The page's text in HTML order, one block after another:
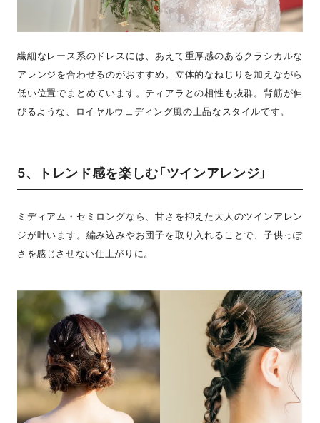
繊細なレース系のドレスには、あえて重厚感のあるクラシカルな
アレンジを合わせるのがおすすめ。立体的なねじりを加えながら
低い位置でまとめています。ティアラとの相性も抜群。背筋が伸
びるような、ロイヤルウェディング風の上品なスタイルです。
5、トレンド感を楽しむ「ツインアレンジ」
ミディアム・セミロングなら、甘さを抑えた大人のツインアレン
ジが叶います。編み込みやお団子を取り入れることで、子供っぽ
さを感じさせない仕上がりに。